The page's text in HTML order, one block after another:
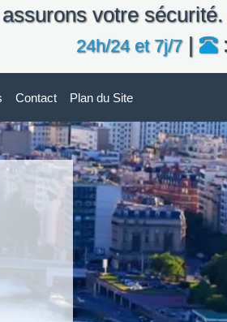
votre
24h/24 et 7j/7| :
Contact Plan du Site